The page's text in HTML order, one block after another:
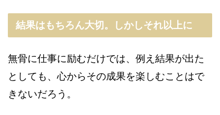
結果はもちろん大切。しかしそれ以上に
無骨に仕事に励むだけでは、例え結果が出た
としても、心からその成果を楽しむことはで
きないだろう。